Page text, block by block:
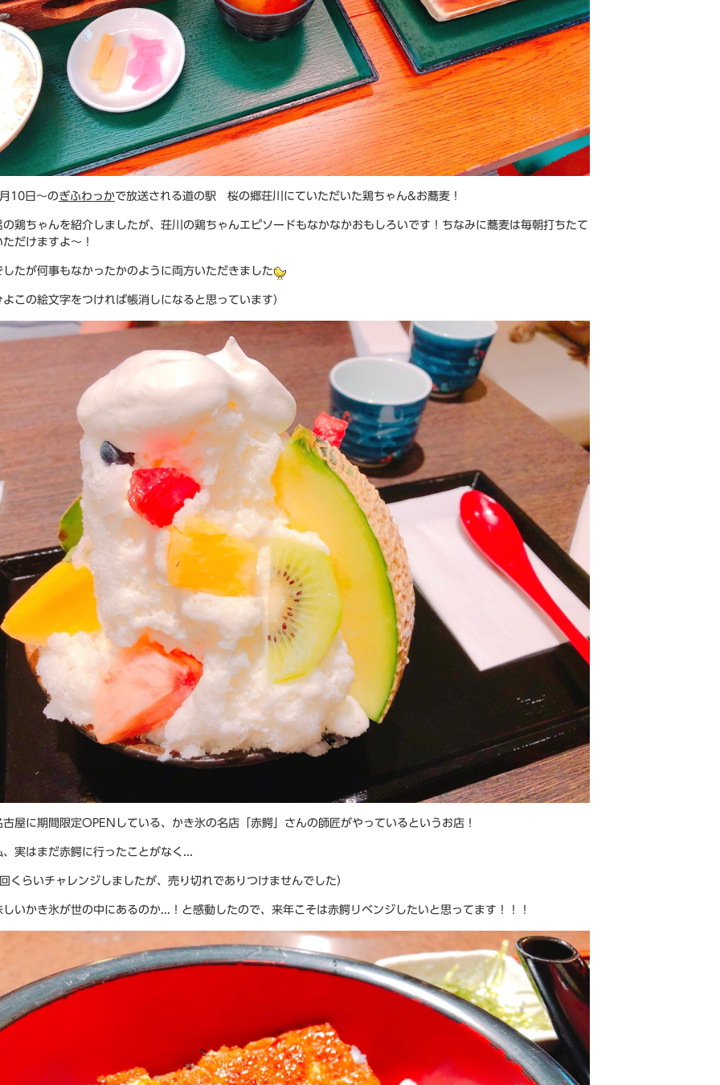
10日～のぎふわっかで放送される道の駅 桜の郷荘川にていただいた鶏ちゃん&お蕎麦！
の鶏ちゃんを紹介しましたが、荘川の鶏ちゃんエピソードもなかなかおもしろいです！ちなみに蕎麦は毎朝打ちたて
だけますよ～！
したが何事もなかったかのように両方いただきました
この絵文字をつければ帳消しになると思っています）
古屋に期間限定OPENしている、かき氷の名店「赤鰐」さんの師匠がやっているというお店！
実はまだ赤鰐に行ったことがなく...
くらいチャレンジしましたが、売り切れでありつけませんでした）
いかき氷が世の中にあるのか...！と感動したので、来年こそは赤鰐リベンジしたいと思ってます！！！